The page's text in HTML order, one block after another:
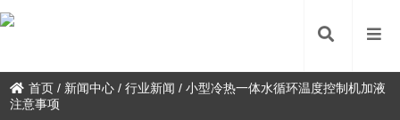
首页 / 新闻中心 /行业新闻 /小型冷热一体水循环温度控制机加液
注意事项